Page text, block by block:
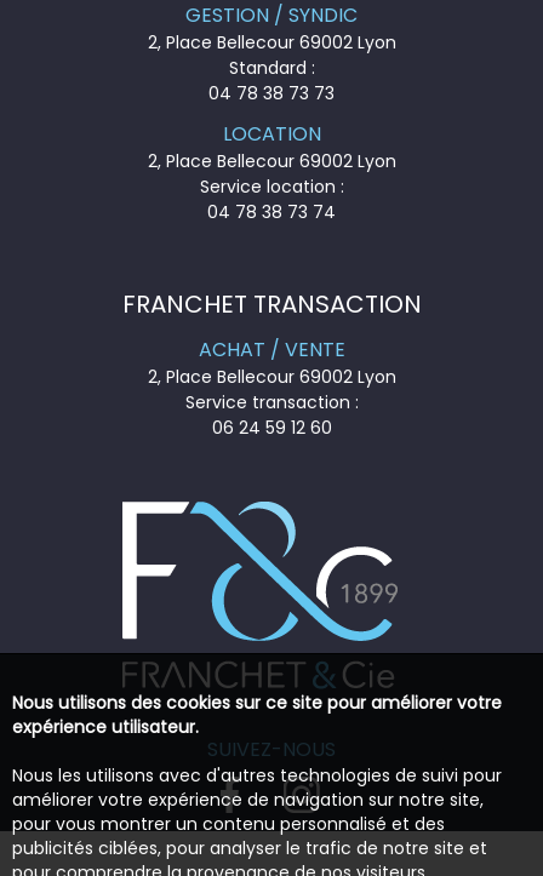
GESTION / SYNDIC
2, Place Bellecour 69002 Lyon
Standard :
04 78 38 73 73
LOCATION
2, Place Bellecour 69002 Lyon
Service location :
04 78 38 73 74
FRANCHET TRANSACTION
ACHAT / VENTE
2, Place Bellecour 69002 Lyon
Service transaction :
06 24 59 12 60
SUIVEZ-NOUS
Nous utilisons des cookies sur ce site pour améliorer votre
expérience utilisateur.
Nous les utilisons avec d'autres technologies de suivi pour
améliorer votre expérience de navigation sur notre site,
pour vous montrer un contenu personnalisé et des
publicités ciblées, pour analyser le trafic de notre site et